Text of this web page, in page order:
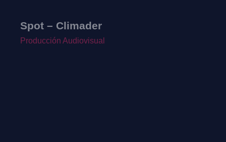
Spot – Climader
Producción Audiovisual